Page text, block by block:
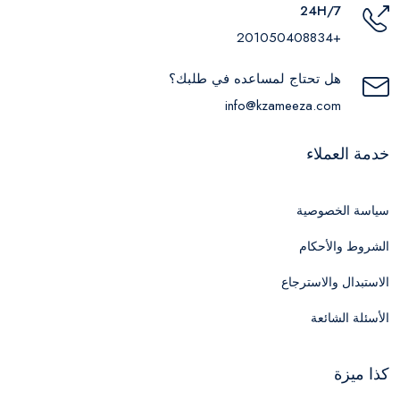
24H/7
+201050408834
هل تحتاج لمساعده في طلبك؟
info@kzameeza.com
خدمة العملاء
سياسة الخصوصية
الشروط والأحكام
الاستبدال والاسترجاع
الأسئلة الشائعة
كذا ميزة